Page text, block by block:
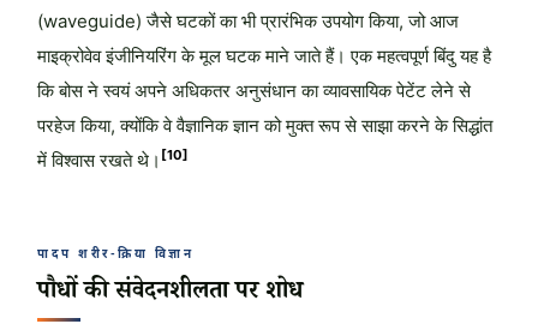
(waveguide) जैसे घटकों का भी प्रारंभिक उपयोग किया, जो आज
माइक्रोवेव इंजीनियरिंग के मूल घटक माने जाते हैं। एक महत्वपूर्ण बिंदु यह है
कि बोस ने स्वयं अपने अधिकतर अनुसंधान का व्यावसायिक पेटेंट लेने से
परहेज किया, क्योंकि वे वैज्ञानिक ज्ञान को मुक्त रूप से साझा करने के सिद्धांत
में विश्वास रखते थे। [10]
पादप शरीर-क्रिया विज्ञान
पौधों की संवेदनशीलता पर शोध